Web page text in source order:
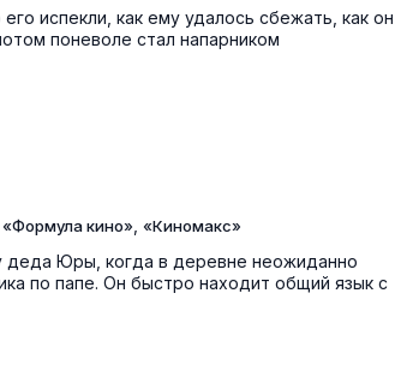
испекли, как ему удалось сбежать, как он
поневоле стал напарником
«Формула кино» «Киномакс»
деда Юры, когда в деревне неожиданно
по папе. Он быстро находит общий язык с